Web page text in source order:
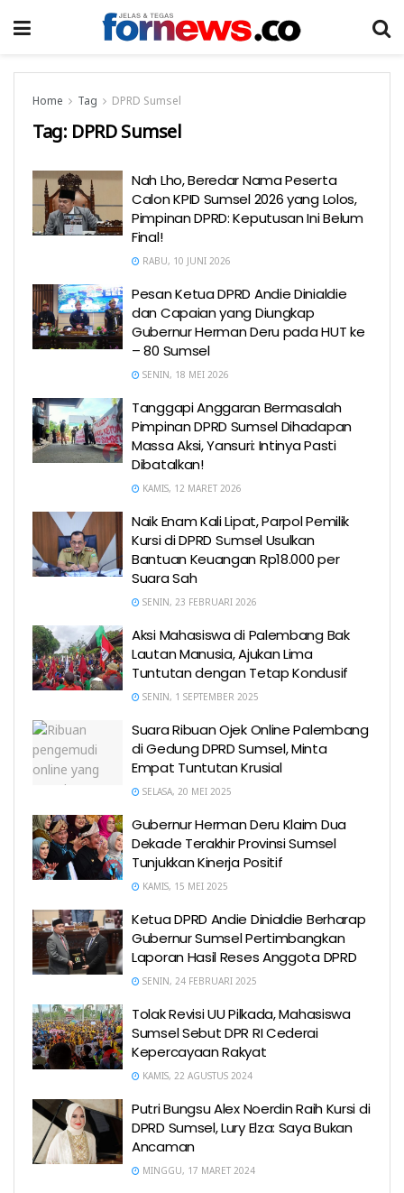
Home Tag DPRD Sumsel
Tag: DPRD Sumsel
Nah Lho, Beredar Nama Peserta
Calon KPID Sumsel 2026 yang Lolos,
Pimpinan DPRD: Keputusan Ini Belum
Final!
RABU, 10 JUNI 2026
Pesan Ketua DPRD Andie Dinialdie
dan Capaian yang Diungkap
Gubernur Herman Deru pada HUT ke
– 80 Sumsel
SENIN, 18 MEI 2026
Tanggapi Anggaran Bermasalah
Pimpinan DPRD Sumsel Dihadapan
Massa Aksi, Yansuri: Intinya Pasti
Dibatalkan!
KAMIS, 12 MARET 2026
Naik Enam Kali Lipat, Parpol Pemilik
Kursi di DPRD Sumsel Usulkan
Bantuan Keuangan Rp18.000 per
Suara Sah
SENIN, 23 FEBRUARI 2026
Aksi Mahasiswa di Palembang Bak
Lautan Manusia, Ajukan Lima
Tuntutan dengan Tetap Kondusif
SENIN, 1 SEPTEMBER 2025
Suara Ribuan Ojek Online Palembang
di Gedung DPRD Sumsel, Minta
Empat Tuntutan Krusial
SELASA, 20 MEI 2025
Gubernur Herman Deru Klaim Dua
Dekade Terakhir Provinsi Sumsel
Tunjukkan Kinerja Positif
KAMIS, 15 MEI 2025
Ketua DPRD Andie Dinialdie Berharap
Gubernur Sumsel Pertimbangkan
Laporan Hasil Reses Anggota DPRD
SENIN, 24 FEBRUARI 2025
Tolak Revisi UU Pilkada, Mahasiswa
Sumsel Sebut DPR RI Cederai
Kepercayaan Rakyat
KAMIS, 22 AGUSTUS 2024
Putri Bungsu Alex Noerdin Raih Kursi di
DPRD Sumsel, Lury Elza: Saya Bukan
Ancaman
MINGGU, 17 MARET 2024